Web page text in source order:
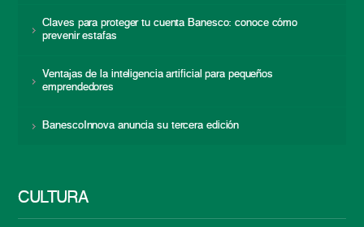
Claves para proteger tu cuenta Banesco: conoce cómo
prevenir estafas
Ventajas de la inteligencia artificial para pequeños
emprendedores
BanescoInnova anuncia su tercera edición
CULTURA